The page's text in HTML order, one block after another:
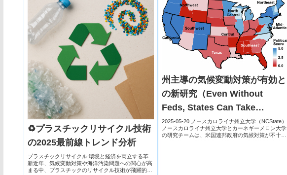
♻プラスチックリサイクル技術
の2025最前線トレンド分析
プラスチックリサイクル:環境と経済を両立する革
新近年、気候変動対策や海洋汚染問題への関心が高
まる中、プラスチックのリサイクル技術が飛躍的な
州主導の気候変動対策が有効と
の新研究（Even Without
Feds, States Can Take
Meaningful Action on Climate
Change）
2025-05-20 ノースカロライナ州立大学（NCState）
ノースカロライナ州立大学とカーネギーメロン大学
の研究チームは、米国連邦政府の気候対策が不十分